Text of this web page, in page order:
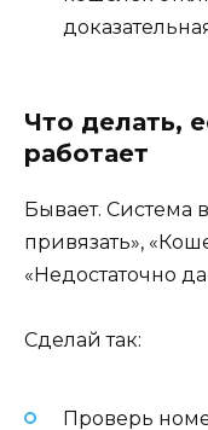
Что делать,
работает
Бывает. Система
привязать»,
«Недостаточно
Сделай так:
Проверь